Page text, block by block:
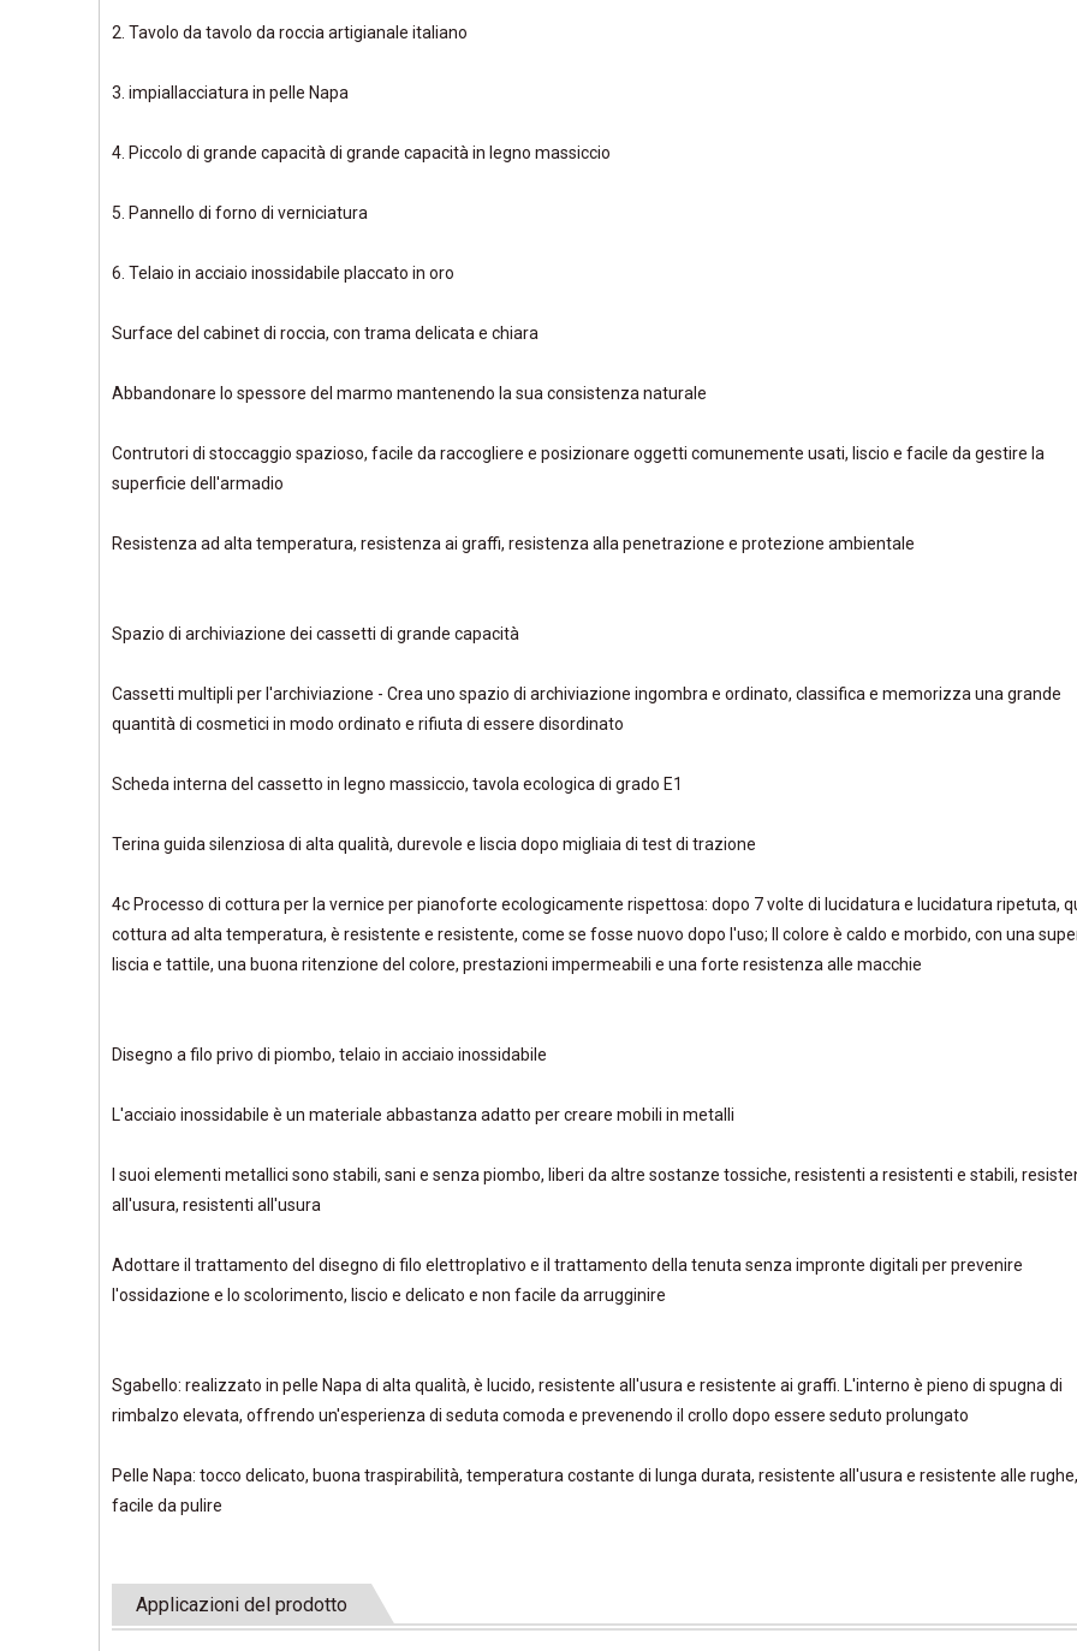
2. Tavolo da tavolo da roccia artigianale italiano
3. impiallacciatura in pelle Napa
4. Piccolo di grande capacità di grande capacità in legno massiccio
5. Pannello di forno di verniciatura
6. Telaio in acciaio inossidabile placcato in oro
Surface del cabinet di roccia, con trama delicata e chiara
Abbandonare lo spessore del marmo mantenendo la sua consistenza naturale
Contrutori di stoccaggio spazioso, facile da raccogliere e posizionare oggetti comunemente usati, liscio e facile da gestire la
superficie dell'armadio
Resistenza ad alta temperatura, resistenza ai graffi, resistenza alla penetrazione e protezione ambientale
Spazio di archiviazione dei cassetti di grande capacità
Cassetti multipli per l'archiviazione - Crea uno spazio di archiviazione ingombra e ordinato, classifica e memorizza una grande
quantità di cosmetici in modo ordinato e rifiuta di essere disordinato
Scheda interna del cassetto in legno massiccio, tavola ecologica di grado E1
Terina guida silenziosa di alta qualità, durevole e liscia dopo migliaia di test di trazione
4c Processo di cottura per la vernice per pianoforte ecologicamente rispettosa: dopo 7 volte di lucidatura e lucidatura ripetuta,
cottura ad alta temperatura, è resistente e resistente, come se fosse nuovo dopo l'uso; Il colore è caldo e morbido, con una
liscia e tattile, una buona ritenzione del colore, prestazioni impermeabili e una forte resistenza alle macchie
Disegno a filo privo di piombo, telaio in acciaio inossidabile
L'acciaio inossidabile è un materiale abbastanza adatto per creare mobili in metalli
I suoi elementi metallici sono stabili, sani e senza piombo, liberi da altre sostanze tossiche, resistenti a resistenti e stabili,
all'usura, resistenti all'usura
Adottare il trattamento del disegno di filo elettroplativo e il trattamento della tenuta senza impronte digitali per prevenire
l'ossidazione e lo scolorimento, liscio e delicato e non facile da arrugginire
Sgabello: realizzato in pelle Napa di alta qualità, è lucido, resistente all'usura e resistente ai graffi. L'interno è pieno di spugna di
rimbalzo elevata, offrendo un'esperienza di seduta comoda e prevenendo il crollo dopo essere seduto prolungato
Pelle Napa: tocco delicato, buona traspirabilità, temperatura costante di lunga durata, resistente all'usura e resistente alle rughe,
facile da pulire
Applicazioni del prodotto